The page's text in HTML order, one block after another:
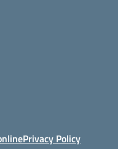
Privacy Policy